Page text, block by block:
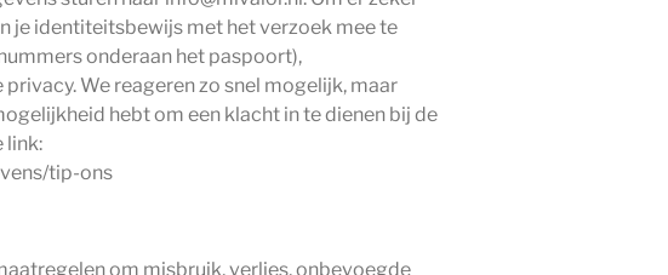
je identiteitsbewijs met het verzoek mee te
onderaan het paspoort),
We reageren zo snel mogelijk, maar
hebt om een klacht in te dienen bij de
link:
tip-ons
om misbruik, verlies, onbevoegde